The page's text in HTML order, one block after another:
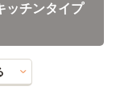
ッチンタイプ